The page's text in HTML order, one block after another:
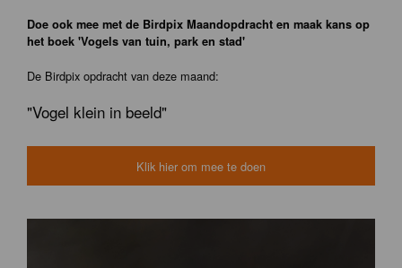
Doe ook mee met de Birdpix Maandopdracht en maak kans op
het boek 'Vogels van tuin, park en stad'
De Birdpix opdracht van deze maand:
"Vogel klein in beeld"
Klik hier om mee te doen